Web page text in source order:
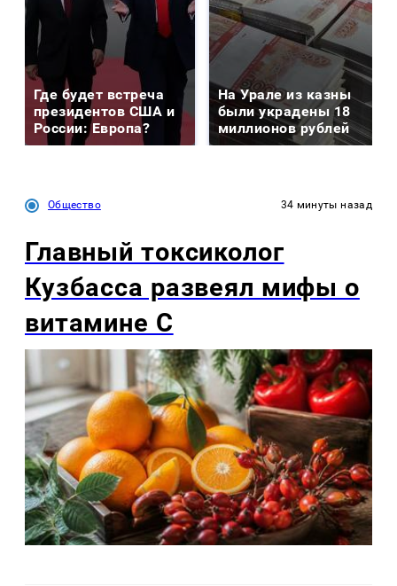
Где будет встреча
президентов США и
России: Европа?
На Урале из казны
были украдены 18
миллионов рублей
Общество 34 минуты назад
Главный токсиколог
Кузбасса развеял мифы о
витамине С